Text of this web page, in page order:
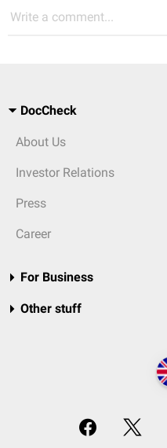
Write a comment...
DocCheck
About Us
Investor Relations
Press
Career
For Business
Other stuff